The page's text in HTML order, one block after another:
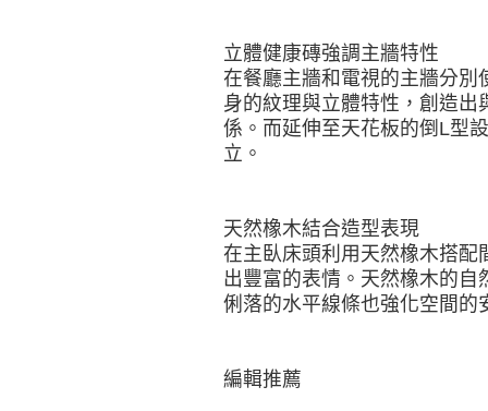
立體健康磚強調主牆特性
在餐廳主牆和電視的主牆分別
身的紋理與立體特性，創造
係。而延伸至天花板的倒L型
立。
天然橡木結合造型表現
在主臥床頭利用天然橡木搭配
出豐富的表情。天然橡木的
俐落的水平線條也強化空間的
編輯推薦